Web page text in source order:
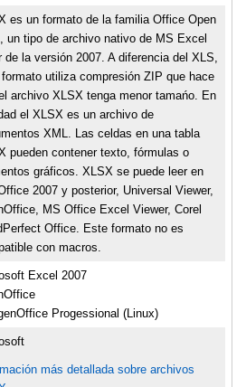
es un formato de la familia Office Open
un tipo de archivo nativo de MS Excel
de la versión 2007. A diferencia del XLS,
utiliza compresión ZIP que hace
archivo XLSX tenga menor tamańo. En
el XLSX es un archivo de
XML. Las celdas en una tabla
pueden contener texto, fórmulas o
gráficos. XLSX se puede leer en
2007 y posterior, Universal Viewer,
MS Office Excel Viewer, Corel
Office. Este formato no es
con macros.
Excel 2007
Progessional (Linux)
más detallada sobre archivos